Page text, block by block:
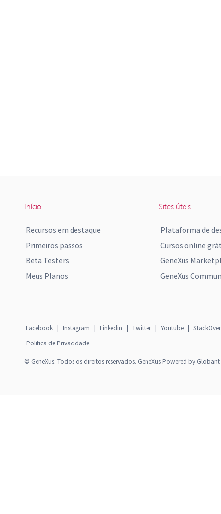
Início
Recursos em destaque
Primeiros passos
Beta Testers
Meus Planos
Sites úteis
Plataforma de
Cursos online
GeneXus
GeneXus
Facebook | Instagram | Linkedin | Twitter | Youtube |
Politica de Privacidade
© GeneXus. Todos os direitos reservados. GeneXus Powered by Globant